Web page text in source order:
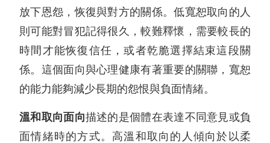
放下恩怨，恢復與對方的關係。低寬恕取向的人
則可能對冒犯記得很久，較難釋懷，需要較長的
時間才能恢復信任，或者乾脆選擇結束這段關
係。這個面向與心理健康有著重要的關聯，寬恕
的能力能夠減少長期的怨恨與負面情緒。
溫和取向面向描述的是個體在表達不同意見或負
面情緒時的方式。高溫和取向的人傾向於以柔